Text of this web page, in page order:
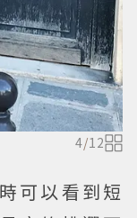
4/12
可以看到短